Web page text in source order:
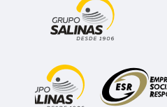
Buró de entidades financieras
Adhesión al Código global de
Contrato de servicios financieros